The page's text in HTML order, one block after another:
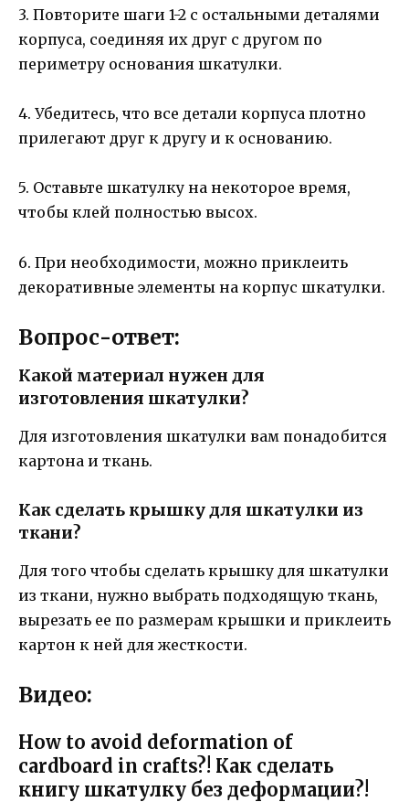
3. Повторите шаги 1-2 с остальными деталями
корпуса, соединяя их друг с другом по
периметру основания шкатулки.
4. Убедитесь, что все детали корпуса плотно
прилегают друг к другу и к основанию.
5. Оставьте шкатулку на некоторое время,
чтобы клей полностью высох.
6. При необходимости, можно приклеить
декоративные элементы на корпус шкатулки.
Вопрос-ответ:
Какой материал нужен для
изготовления шкатулки?
Для изготовления шкатулки вам понадобится
картона и ткань.
Как сделать крышку для шкатулки из
ткани?
Для того чтобы сделать крышку для шкатулки
из ткани, нужно выбрать подходящую ткань,
вырезать ее по размерам крышки и приклеить
картон к ней для жесткости.
Видео:
How to avoid deformation of
cardboard in crafts?! Как сделать
книгу шкатулку без деформации?!